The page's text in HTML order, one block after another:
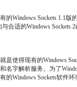
的Windows Sockets 1.1
合适的Windows Sockets
是使得现有的Windows
名字解析服务。为了
的Windows Sockets软件环